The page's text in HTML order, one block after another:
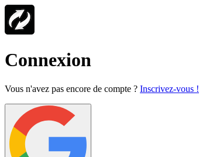
Connexion
Vous n'avez pas encore de compte ? Inscrivez-vous !